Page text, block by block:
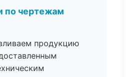
по чертежам
продукцию